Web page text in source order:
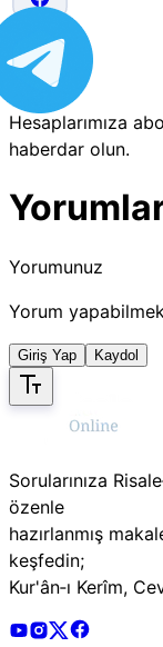
Hesaplarımıza
haberdar olun.
Yorumunuz
Yorum
Giriş Yap Kaydol
Sorularınıza
özenle
hazırlanmış
keşfedin;
Kur'ân‑ı Kerîm,
Risale Online
Risale Online
Risale